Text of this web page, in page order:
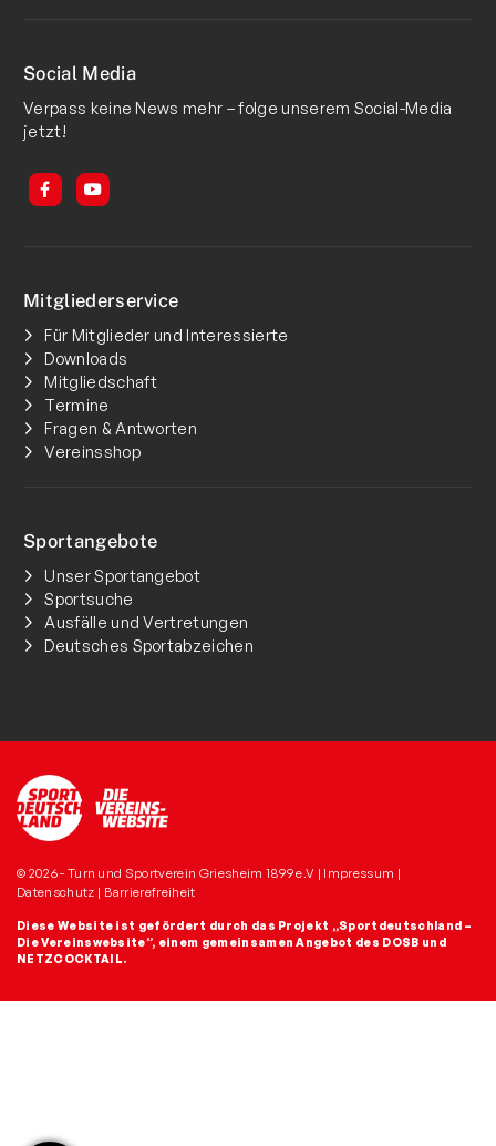
Social Media
Verpass keine News mehr – folge unserem Social-Media
jetzt!
Mitgliederservice
Für Mitglieder und Interessierte
Downloads
Mitgliedschaft
Termine
Fragen & Antworten
Vereinsshop
Sportangebote
Unser Sportangebot
Sportsuche
Ausfälle und Vertretungen
Deutsches Sportabzeichen
© 2026 - Turn und Sportverein Griesheim 1899 e.V | Impressum |
Datenschutz | Barrierefreiheit
Diese Website ist gefördert durch das Projekt „Sportdeutschland –
Die Vereinswebsite”, einem gemeinsamen Angebot des DOSB und
NETZCOCKTAIL.